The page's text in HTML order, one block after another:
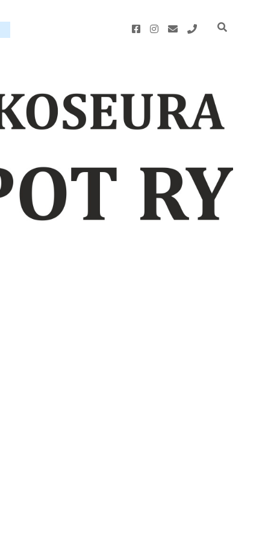
facebookinstagram
emailphone